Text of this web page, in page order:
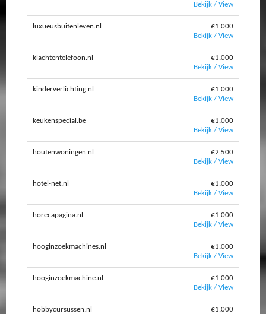
Bekijk / View
luxueusbuitenleven.nl
€1.000
Bekijk / View
klachtentelefoon.nl
€1.000
Bekijk / View
kinderverlichting.nl
€1.000
Bekijk / View
keukenspecial.be
€1.000
Bekijk / View
houtenwoningen.nl
€2.500
Bekijk / View
hotel-net.nl
€1.000
Bekijk / View
horecapagina.nl
€1.000
Bekijk / View
hooginzoekmachines.nl
€1.000
Bekijk / View
hooginzoekmachine.nl
€1.000
Bekijk / View
hobbycursussen.nl
€1.000